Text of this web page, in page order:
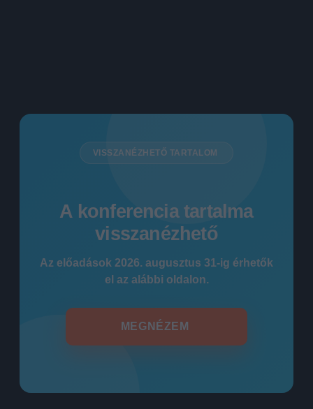
VISSZANÉZHETŐ TARTALOM
A konferencia tartalma
visszanézhető
Az előadások 2026. augusztus 31-ig érhetők
el az alábbi oldalon.
MEGNÉZEM